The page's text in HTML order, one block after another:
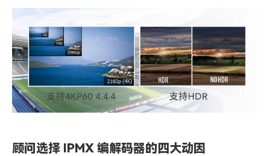
顾问选择 IPMX 编解码器的四大动因